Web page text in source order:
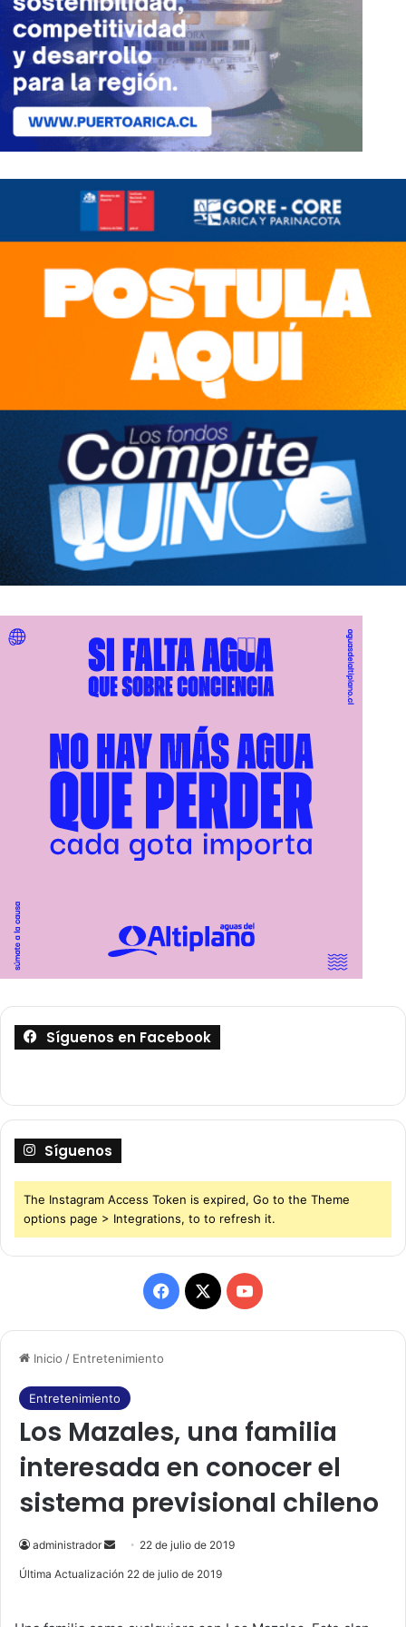
Inicio / Entretenimiento
Entretenimiento
Los Mazales, una familia
interesada en conocer el
sistema previsional chileno
administrador
e
22 de julio de 2019
Última Actualización 22 de julio de 2019
Síguenos en Facebook
Síguenos
The Instagram Access Token is expired, Go to the Theme
options page > Integrations, to to refresh it.
F
a
b
o
o
k
X
Y
o
u
b
e